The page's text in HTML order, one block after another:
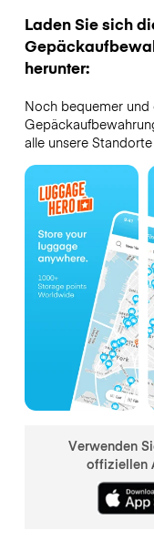
Laden Sie sich
herunter:
Noch bequemer
alle unsere
Verwenden
offiziellen